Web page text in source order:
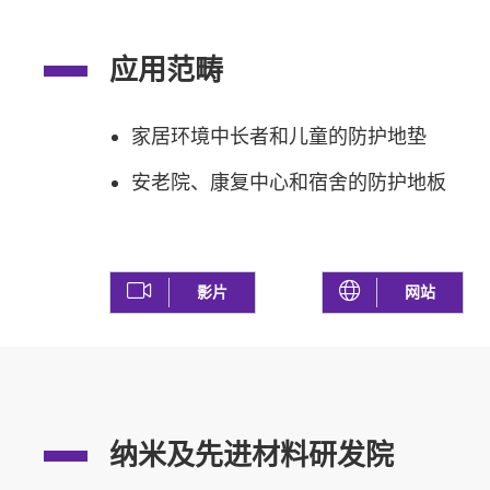
应用范畴
家居环境中长者和儿童的防护地垫
安老院、康复中心和宿舍的防护地板
影片 网站
纳米及先进材料研发院